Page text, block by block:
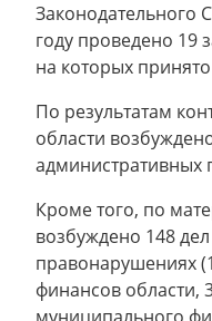
Законодательного
году проведено 19
на которых
По результатам
области
административных
Кроме того, по
возбуждено 148
правонарушениях
финансов области,